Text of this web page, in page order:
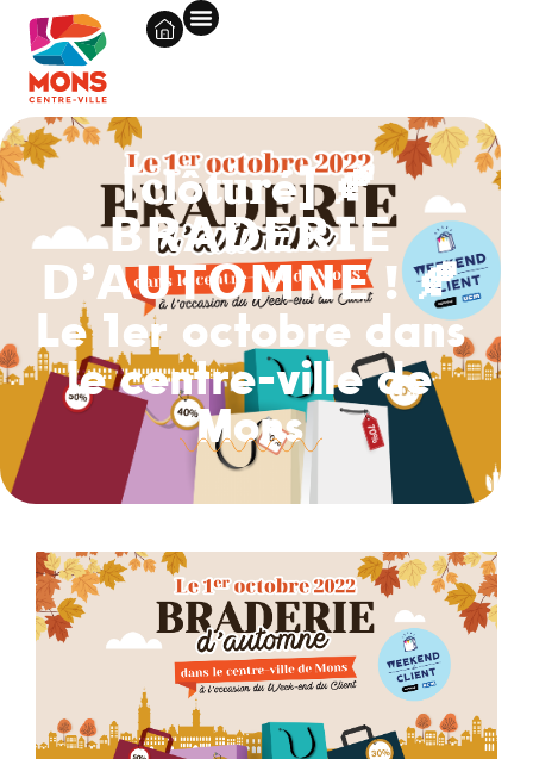
[𝐜𝐥ô𝐭𝐮𝐫é] 🍂
𝗕𝗥𝗔𝗗𝗘𝗥𝗜𝗘
𝗗’𝗔𝗨𝗧𝗢𝗠𝗡𝗘 ! 🍂
Le 1er octobre dans
le centre-ville de
Mons